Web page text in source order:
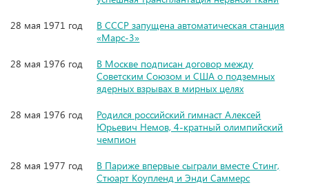
28 мая 1971 год
В СССР запущена автоматическая станция
«Марс-3»
28 мая 1976 год
В Москве подписан договор между
Советским Союзом и США о подземных
ядерных взрывах в мирных целях
28 мая 1976 год
Родился российский гимнаст Алексей
Юрьевич Немов, 4-кратный олимпийский
чемпион
28 мая 1977 год
В Париже впервые сыграли вместе Стинг,
Стюарт Коупленд и Энди Саммерс